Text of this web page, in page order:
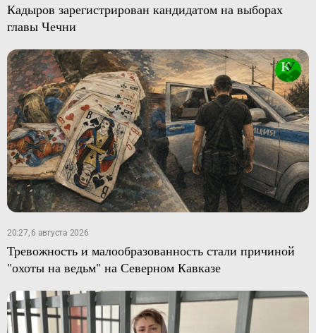
Кадыров зарегистрирован кандидатом на выборах
главы Чечни
20:27, 6 августа 2026
Тревожность и малообразованность стали причиной
"охоты на ведьм" на Северном Кавказе